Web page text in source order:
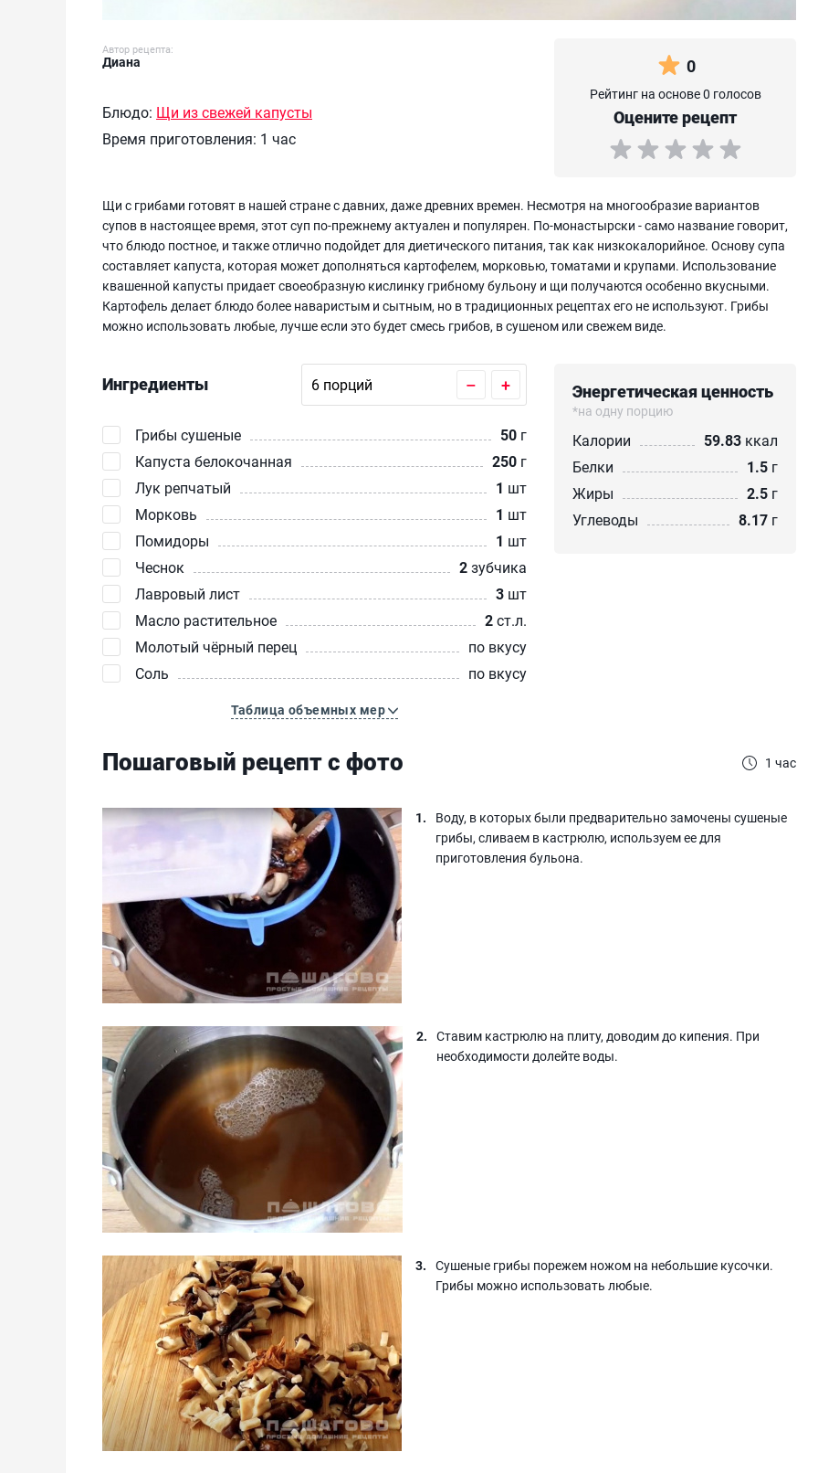
Автор рецепта:
Диана
Блюдо: Щи из свежей капусты
Время приготовления: 1 час
0
Рейтинг на основе 0 голосов
Оцените рецепт
Щи с грибами готовят в нашей стране с давних, даже древних времен. Несмотря на многообразие вариантов
супов в настоящее время, этот суп по-прежнему актуален и популярен. По-монастырски - само название говорит,
что блюдо постное, и также отлично подойдет для диетического питания, так как низкокалорийное. Основу супа
составляет капуста, которая может дополняться картофелем, морковью, томатами и крупами. Использование
квашенной капусты придает своеобразную кислинку грибному бульону и щи получаются особенно вкусными.
Картофель делает блюдо более наваристым и сытным, но в традиционных рецептах его не используют. Грибы
можно использовать любые, лучше если это будет смесь грибов, в сушеном или свежем виде.
Ингредиенты – +
Грибы сушеные 50 г
Капуста белокочанная
250 г
Лук репчатый
1 шт
Морковь
1 шт
Помидоры
1 шт
Чеснок
2зубчика
Лавровый лист
3 шт
Масло растительное
2ст.л.
Молотый чёрный перец
по вкусу
Соль
по вкусу
Таблица объемных мер
Энергетическая ценность
*на одну порцию
Калории 59.83 ккал
Белки
1.5 г
Жиры
2.5 г
Углеводы
8.17 г
Пошаговый рецепт с фото 1 час
Воду, в которых были предварительно замочены сушеные
грибы, сливаем в кастрюлю, используем ее для
приготовления бульона.
Ставим кастрюлю на плиту, доводим до кипения. При
необходимости долейте воды.
Сушеные грибы порежем ножом на небольшие кусочки.
Грибы можно использовать любые.